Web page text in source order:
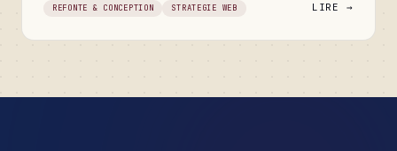
REFONTE & CONCEPTION STRATEGIE WEB LIRE →